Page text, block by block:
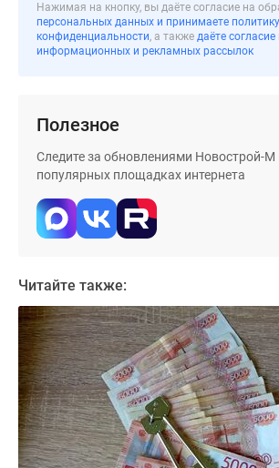
новостроек
Субсидированная
Москве
Программа
реновации
Новостройки
премиум-
класса
Новостройки
бизнес-
класса
Рассрочка
Траншевая
ипотека
Нажимая на кнопку, вы даёте согласие на
персональных данных и принимаете политику
конфиденциальности, а также даёте
информационных и рекламных рассылок
Полезное
Следите за обновлениями Новострой-
популярных площадках интернета
Читайте также: